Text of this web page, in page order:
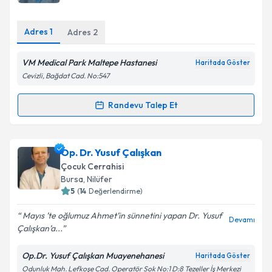
Kişisel verilerimin işlenmesine ilişkin
kapsamda işlenmesini kabul ediyorum.
Adres 1 Adres 2
VM Medical Park Maltepe Hastanesi Haritada Göster
Cevizli, Bağdat Cad. No:547
Randevu Talep Et
Randevu Takvimi Talebi
Op. Dr. Yalım Beniboliçin randevu takvimi talebi
oluşturun. Size bu uzmandan randevu almanız için bir
takvim hazırlandığında e-posta ile bilgilendireceğiz.
Kişisel verilerimin işlenmesine ilişkin
Aydınlatma
Op. Dr. Yusuf Çalışkan
Çocuk Cerrahisi
Bursa, Nilüfer
5 (14 Değerlendirme)
Mayıs ’te oğlumuz Ahmet’in sünnetini yapan Dr. Yusuf
Çalışkan’a...
Devamı
Op.Dr. Yusuf Çalışkan Muayenehanesi Haritada Göster
Odunluk Mah. Lefkoşe Cad. Operatör Sok No:1 D:8 Tezeller İş Merkezi